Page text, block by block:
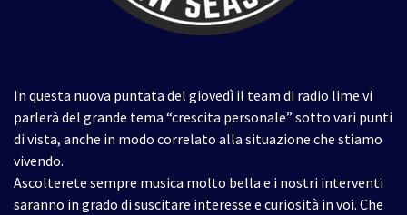
In questa nuova puntata del giovedì il team di radio lime vi
parlerà del grande tema “crescita personale” sotto vari punti
di vista, anche in modo correlato alla situazione che stiamo
vivendo.
Ascolterete sempre musica molto bella e i nostri interventi
saranno in grado di suscitare interesse e curiosità in voi. Che